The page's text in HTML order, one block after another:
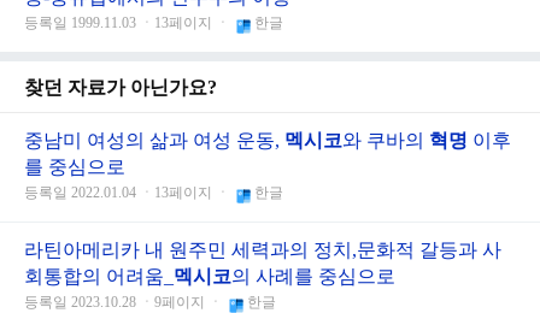
등록일 1999.11.03 ㆍ13페이지 ㆍ 한글
찾던 자료가 아닌가요?
중남미 여성의 삶과 여성 운동, 멕시코와 쿠바의 혁명 이후
를 중심으로
등록일 2022.01.04 ㆍ13페이지 ㆍ 한글
라틴아메리카 내 원주민 세력과의 정치,문화적 갈등과 사
회통합의 어려움_ 멕시코의 사례를 중심으로
등록일 2023.10.28 ㆍ9페이지 ㆍ 한글